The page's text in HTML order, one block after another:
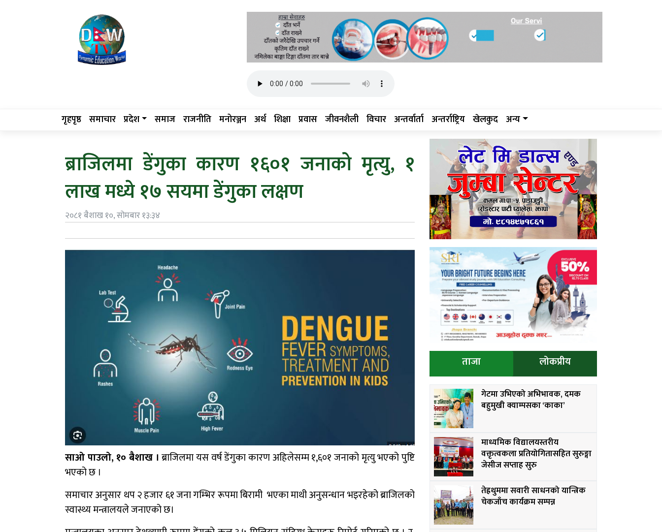
गृहपृष्ठ समाचार प्रदेश समाज राजनीति मनोरञ्जन अर्थ शिक्षा प्रवास जीवनशैली विचार अन्तर्वार्ता अन्तर्राष्ट्रिय खेलकुद अन्य
ब्राजिलमा डेंगुका कारण १६०१ जनाको मृत्यु, १
लाख मध्ये १७ सयमा डेंगुका लक्षण
२०८१ बैशाख १०, सोमबार १३:३४
साओ पाउलो, १० बैशाख । ब्राजिलमा यस वर्ष डेंगुका कारण अहिलेसम्म १,६०१ जनाको मृत्यु भएको पुष्टि
भएको छ ।
समाचार अनुसार थप २ हजार ६१ जना गम्भिर रूपमा बिरामी भएका माथी अनुसन्धान भइरहेको ब्राजिलको
स्वास्थ्य मन्त्रालयले जनाएको छ।
ताजा लोकप्रीय
गेटमा उभिएको अभिभावक, दमक
बहुमुखी क्याम्पसका ‘काका’
माध्यमिक विद्यालयस्तरीय
वक्तृत्वकला प्रतियोगितासहित सुरुङ्गा
जेसीज सप्ताह सुरु
तेह्रथुममा सवारी साधनको यान्त्रिक
चेकजाँच कार्यक्रम सम्पन्न